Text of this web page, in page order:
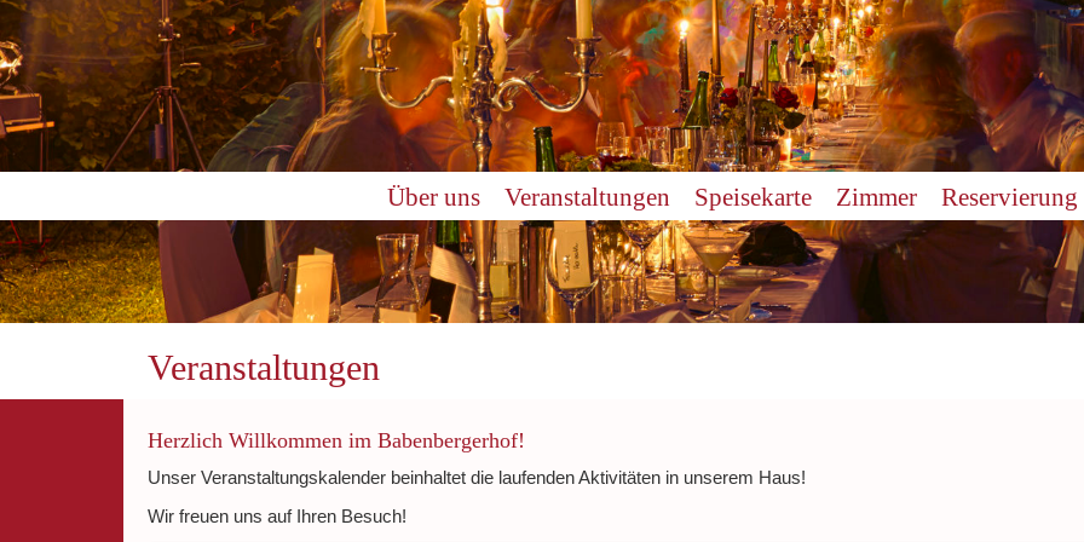
Über uns Veranstaltungen Speisekarte Zimmer Reservierung
Veranstaltungen
Herzlich Willkommen im Babenbergerhof!
Unser Veranstaltungskalender beinhaltet die laufenden Aktivitäten in unserem Haus!
Wir freuen uns auf Ihren Besuch!
0:00
2:00
5:00